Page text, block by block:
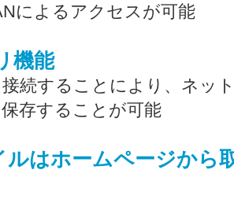
によるアクセスが可能
機能
続することにより、ネッ
存することが可能
ルはホームページから